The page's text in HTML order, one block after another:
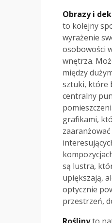
Obrazy i
to kolejny
wyrażenie
osobowości
wnętrza.
między
sztuki, które
centralny
grafikami,
są lustra,
upiększają,
optycznie
przestrzeń,
Roślinyto